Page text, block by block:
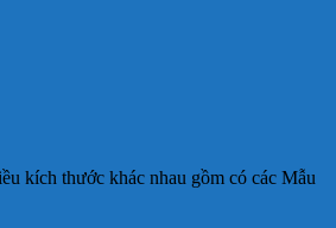
kích thước khác nhau gồm có các Mẫu